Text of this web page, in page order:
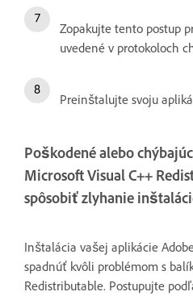
Zopakujte tento postup
uvedené v protokoloch
Preinštalujte svoju
Poškodené alebo
Microsoft Visual C++
spôsobiť zlyhanie
Inštalácia vašej aplikácie
spadnúť kvôli problémom s
Redistributable. Postupujte